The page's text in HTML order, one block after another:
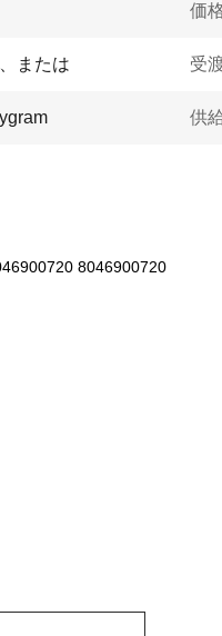
価
または 受
供
8046900720